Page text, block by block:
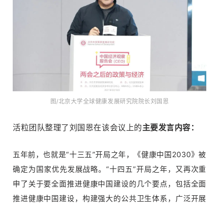
图/北京大学全球健康发展研究院院长刘国恩
活粒团队整理了刘国恩在该会议上的主要发言内容：
五年前，也就是“十三五”开局之年，《健康中国2030》被
确定为国家优先发展战略。“十四五”开局之年，又再次重
申了关于要全面推进健康中国建设的几个要点，包括全面
推进健康中国建设，构建强大的公共卫生体系，广泛开展